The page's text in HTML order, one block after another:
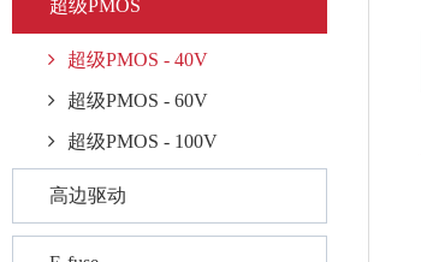
超级PMOS
超级PMOS - 40V
超级PMOS - 60V
超级PMOS - 100V
高边驱动